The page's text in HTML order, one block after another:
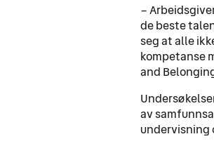
–
de beste
seg at alle
kompetanse
and
av
undervisning